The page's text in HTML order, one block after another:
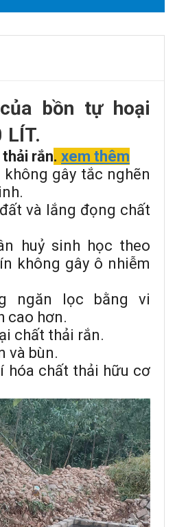
bồn tự hoại
LÍT.
rắn. xem thêm
gây tắc nghẽn
và lắng đọng chất
huỷ sinh học theo
không gây ô nhiễm
ngăn lọc bằng vi
cao hơn.
chất thải rắn.
và bùn.
hóa chất thải hữu cơ